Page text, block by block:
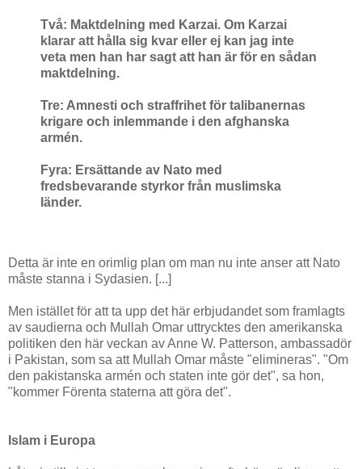
Två: Maktdelning med Karzai. Om Karzai
klarar att hålla sig kvar eller ej kan jag inte
veta men han har sagt att han är för en sådan
maktdelning.
Tre: Amnesti och straffrihet för talibanernas
krigare och inlemmande i den afghanska
armén.
Fyra: Ersättande av Nato med
fredsbevarande styrkor från muslimska
länder.
Detta är inte en orimlig plan om man nu inte anser att Nato
måste stanna i Sydasien. [...]
Men istället för att ta upp det här erbjudandet som framlagts
av saudierna och Mullah Omar uttrycktes den amerikanska
politiken den här veckan av Anne W. Patterson, ambassadör
i Pakistan, som sa att Mullah Omar måste "elimineras". "Om
den pakistanska armén och staten inte gör det", sa hon,
"kommer Förenta staterna att göra det".
Islam i Europa